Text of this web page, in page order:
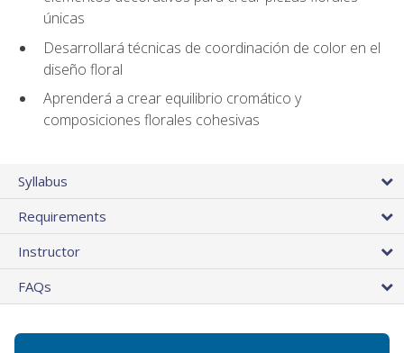
únicas
Desarrollará técnicas de coordinación de color en el
diseño floral
Aprenderá a crear equilibrio cromático y
composiciones florales cohesivas
Syllabus
Requirements
Instructor
FAQs